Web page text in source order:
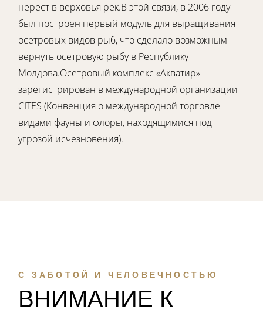
нерест в верховья рек.В этой связи, в 2006 году
был построен первый модуль для выращивания
осетровых видов рыб, что сделало возможным
вернуть осетровую рыбу в Республику
Молдова.Осетровый комплекс «Акватир»
зарегистрирован в международной организации
CITES (Конвенция о международной торговле
видами фауны и флоры, находящимися под
угрозой исчезновения).
С ЗАБОТОЙ И ЧЕЛОВЕЧНОСТЬЮ
ВНИМАНИЕ К